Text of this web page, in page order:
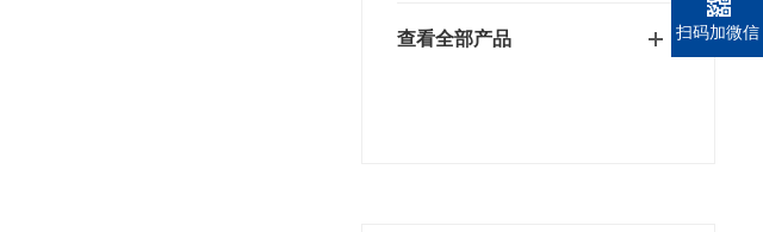
查看全部产品 扫码加微信